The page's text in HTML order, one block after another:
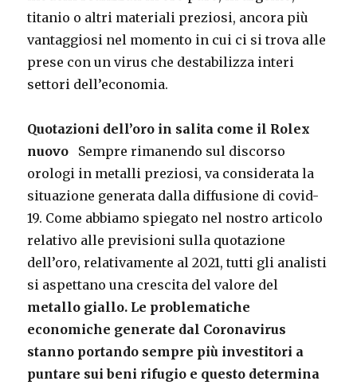
titanio o altri materiali preziosi, ancora più
vantaggiosi nel momento in cui ci si trova alle
prese con un virus che destabilizza interi
settori dell’economia.
Quotazioni dell’oro in salita come il Rolex
nuovo Sempre rimanendo sul discorso
orologi in metalli preziosi, va considerata la
situazione generata dalla diffusione di covid-
19. Come abbiamo spiegato nel nostro articolo
relativo alle previsioni sulla quotazione
dell’oro, relativamente al 2021, tutti gli analisti
si aspettano una crescita del valore del
metallo giallo. Le problematiche
economiche generate dal Coronavirus
stanno portando sempre più investitori a
puntare sui beni rifugio e questo determina